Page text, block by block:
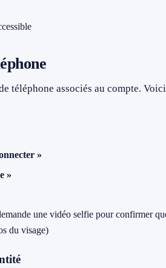
téléphone associés au compte. Voici
»
»
une vidéo selfie pour confirmer
du visage)